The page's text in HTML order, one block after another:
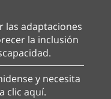
las adaptaciones
la inclusión
y necesita
clic aquí.